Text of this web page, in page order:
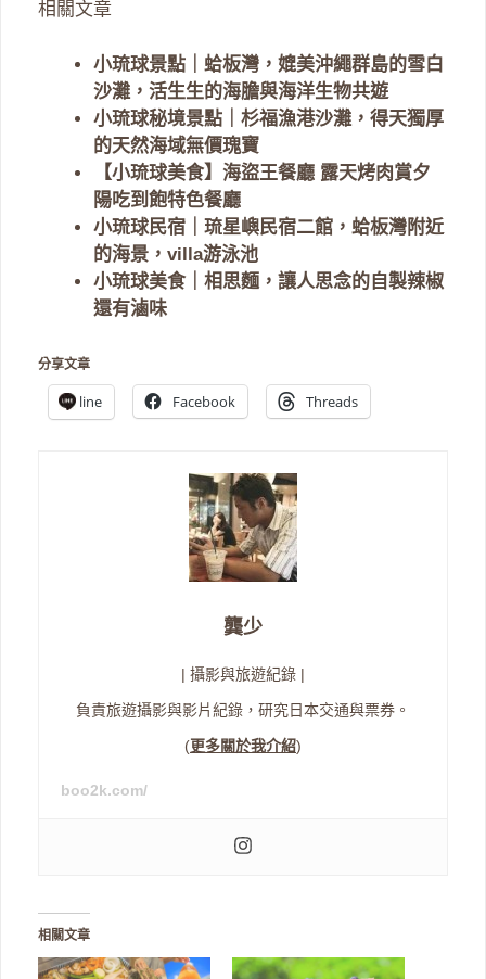
相關文章
小琉球景點｜蛤板灣，媲美沖繩群島的雪白
沙灘，活生生的海膽與海洋生物共遊
小琉球秘境景點｜杉福漁港沙灘，得天獨厚
的天然海域無價瑰寶
【小琉球美食】海盜王餐廳 露天烤肉賞夕
陽吃到飽特色餐廳
小琉球民宿｜琉星嶼民宿二館，蛤板灣附近
的海景，villa游泳池
小琉球美食｜相思麵，讓人思念的自製辣椒
還有滷味
分享文章
line Facebook Threads
龔少
| 攝影與旅遊紀錄 |
負責旅遊攝影與影片紀錄，研究日本交通與票券。
(更多關於我介紹)
boo2k.com/
相關文章